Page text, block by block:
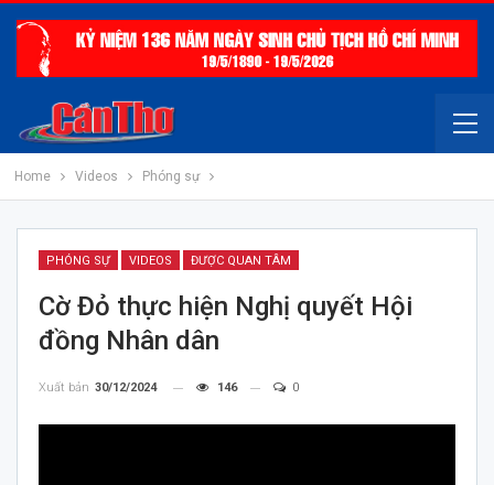
Home Videos Phóng sự
PHÓNG SỰ VIDEOS ĐƯỢC QUAN TÂM
Cờ Đỏ thực hiện Nghị quyết Hội
đồng Nhân dân
Xuất bản 30/12/2024 146 0